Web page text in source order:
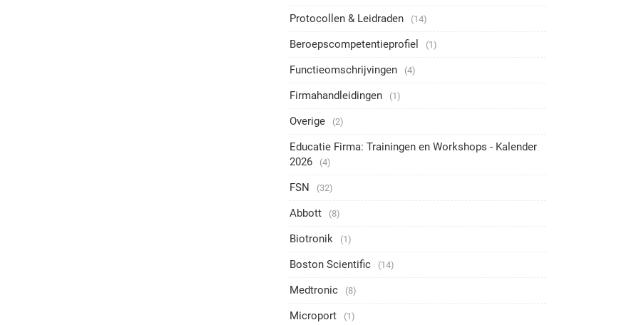
Protocollen & Leidraden (14)
Beroepscompetentieprofiel (1)
Functieomschrijvingen (4)
Firmahandleidingen (1)
Overige (2)
Educatie Firma: Trainingen en Workshops - Kalender
2026
(4)
FSN (32)
Abbott (8)
Biotronik (1)
Boston Scientific (14)
Medtronic (8)
Microport (1)